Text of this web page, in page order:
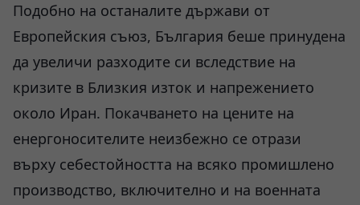
Подобно на останалите държави от
Европейския съюз, България беше принудена
да увеличи разходите си вследствие на
кризите в Близкия изток и напрежението
около Иран. Покачването на цените на
енергоносителите неизбежно се отрази
върху себестойността на всяко промишлено
производство, включително и на военната